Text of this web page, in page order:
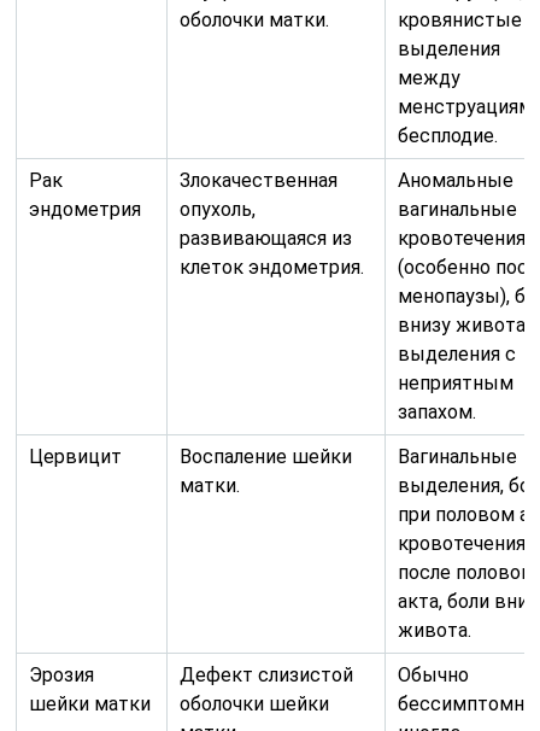
оболочки матки.
кровянистые
выделения
между
бесплодие.
Рак
эндометрия
Злокачественная
опухоль,
развивающаяся из
клеток эндометрия.
Аномальные
вагинальные
кровотечения
(особенно
менопаузы),
внизу живота,
выделения с
неприятным
запахом.
Цервицит
Воспаление шейки
матки.
Вагинальные
выделения,
при половом
кровотечения
после полового
акта, боли
живота.
Эрозия
шейки матки
Дефект слизистой
оболочки шейки
Обычно
бессимптомно,